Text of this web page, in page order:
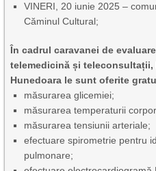
VINERI, 20 iunie 2025 –
Căminul Cultural;
În cadrul caravanei de
telemedicină și
Hunedoara le sunt oferite
măsurarea glicemiei;
măsurarea temperaturii
măsurarea tensiunii arteriale;
efectuare spirometrie pentru
pulmonare;